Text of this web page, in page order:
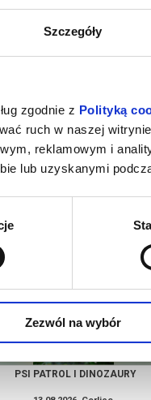
Szczegóły
zgodnie z Polityką
ruch w naszej
reklamowym i
lub uzyskanymi
Zezwól na wybór
REQUIEM DLA SNU W 4K
kup
PSI PATROL I DINOZAURY